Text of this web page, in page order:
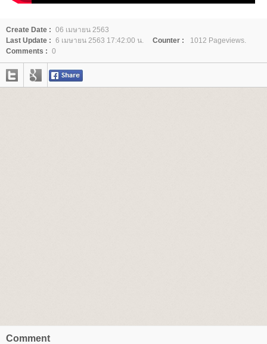
Create Date : 06 เมษายน 2563
Last Update : 6 เมษายน 2563 17:42:00 น. Counter :
1012 Pageviews.
Comments : 0
Comment